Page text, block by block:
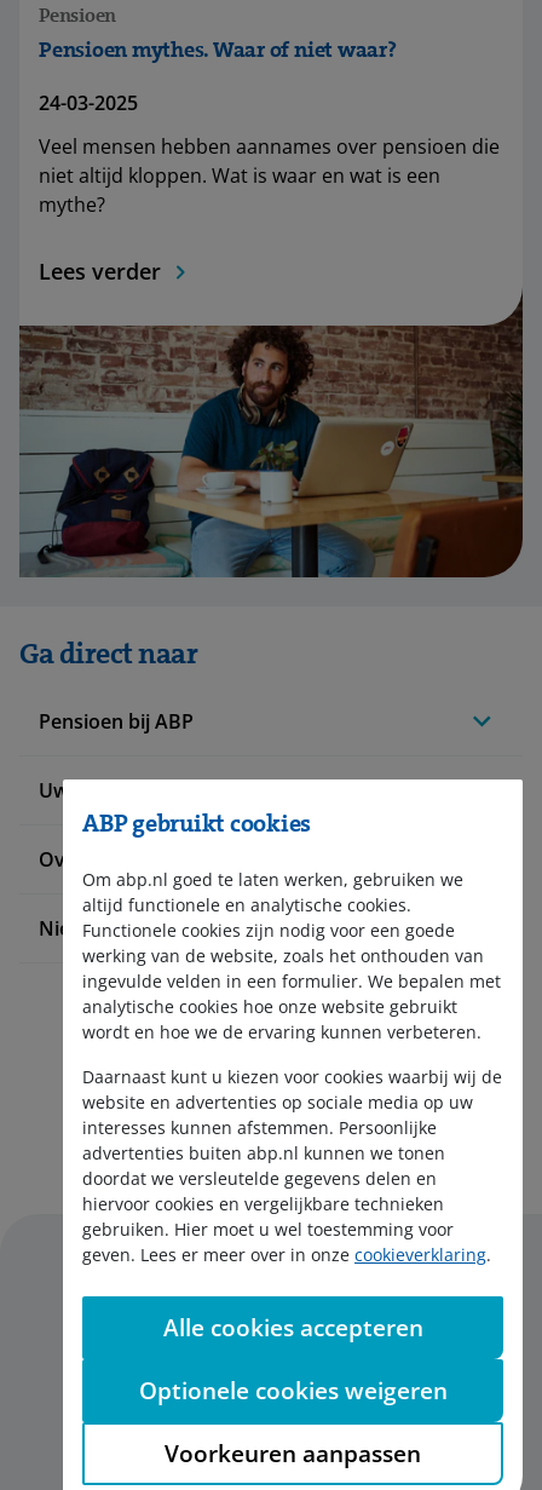
Pensioen mythes. Waar of niet waar?
Pensioen
24-03-2025
Veel mensen hebben aannames over pensioen die
niet altijd kloppen. Wat is waar en wat is een
mythe?
Lees verder
Ga direct naar
Pensioen bij ABP
Uw situatie verandert
Over ABP
Nieuws en pers
Aanmelden nieuwsbrief
Disclaimer
Cookies
ABP gebruikt cookies
Om abp.nl goed te laten werken, gebruiken we
altijd functionele en analytische cookies.
Functionele cookies zijn nodig voor een goede
werking van de website, zoals het onthouden van
ingevulde velden in een formulier. We bepalen met
analytische cookies hoe onze website gebruikt
wordt en hoe we de ervaring kunnen verbeteren.
Daarnaast kunt u kiezen voor cookies waarbij wij de
website en advertenties op sociale media op uw
interesses kunnen afstemmen. Persoonlijke
advertenties buiten abp.nl kunnen we tonen
doordat we versleutelde gegevens delen en
hiervoor cookies en vergelijkbare technieken
gebruiken. Hier moet u wel toestemming voor
geven. Lees er meer over in onze cookieverklaring.
Alle cookies accepteren
Optionele cookies weigeren
Voorkeuren aanpassen